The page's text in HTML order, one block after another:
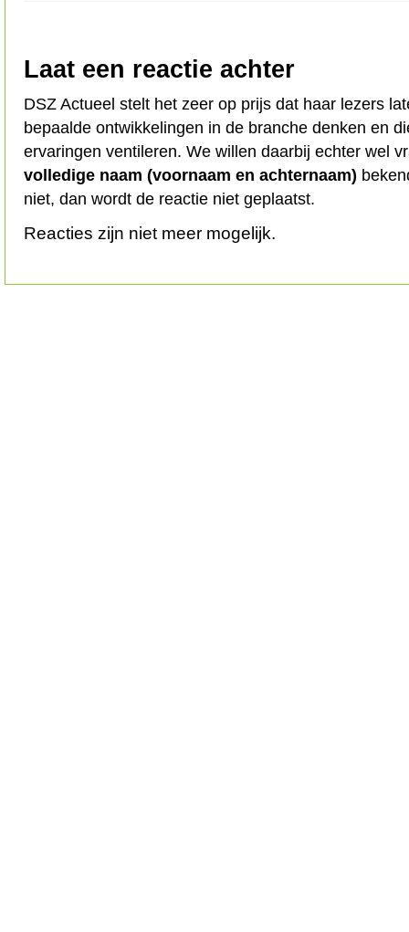
Laat een reactie achter
DSZ Actueel stelt het zeer op prijs dat haar lezers
bepaalde ontwikkelingen in de branche denken en
ervaringen ventileren. We willen daarbij echter wel
volledige naam (voornaam en achternaam)
niet, dan wordt de reactie niet geplaatst.
Reacties zijn niet meer mogelijk.